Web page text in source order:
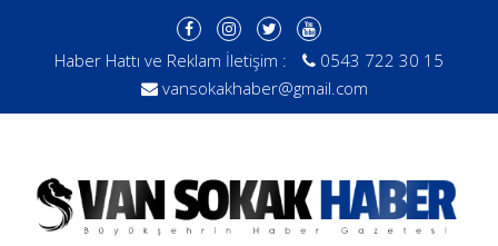
Haber Hattı ve Reklam İletişim :
0543 722 30 15
vansokakhaber@gmail.com